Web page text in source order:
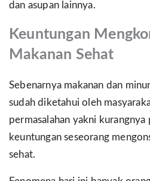
dan asupan lainnya.
Keuntungan
Makanan Sehat
Sebenarnya makanan dan
sudah diketahui oleh
permasalahan yakni kurangnya
keuntungan seseorang
sehat.